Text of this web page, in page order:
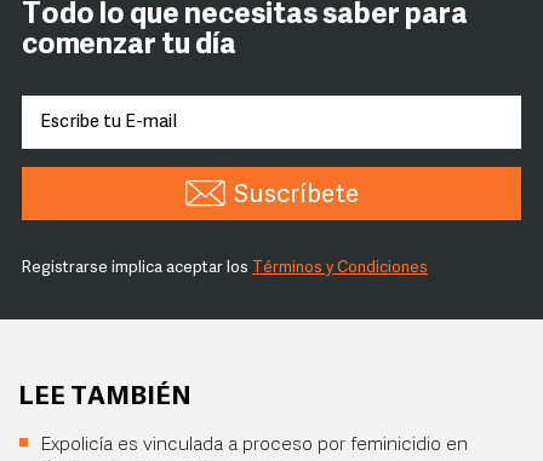
Todo lo que necesitas saber para
comenzar tu día
Suscríbete
Registrarse implica aceptar los Términos y Condiciones
LEE TAMBIÉN
Expolicía es vinculada a proceso por feminicidio en